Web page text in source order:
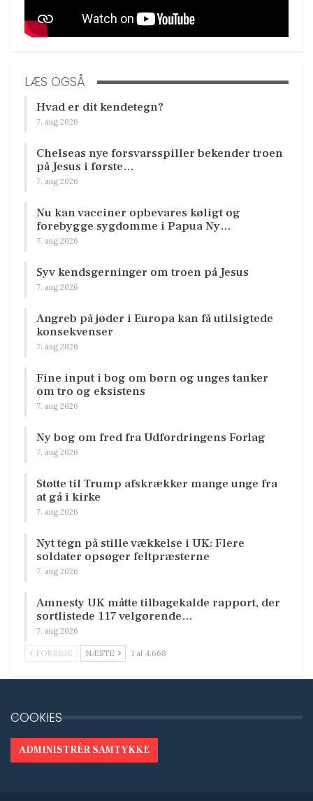
LÆS OGSÅ
Hvad er dit kendetegn?
7. aug 2026
Chelseas nye forsvarsspiller bekender troen
på Jesus i første…
7. aug 2026
Nu kan vacciner opbevares køligt og
forebygge sygdomme i Papua Ny…
7. aug 2026
Syv kendsgerninger om troen på Jesus
7. aug 2026
Angreb på jøder i Europa kan få utilsigtede
konsekvenser
7. aug 2026
Fine input i bog om børn og unges tanker
om tro og eksistens
7. aug 2026
Ny bog om fred fra Udfordringens Forlag
7. aug 2026
Støtte til Trump afskrækker mange unge fra
at gå i kirke
7. aug 2026
Nyt tegn på stille vækkelse i UK: Flere
soldater opsøger feltpræsterne
7. aug 2026
Amnesty UK måtte tilbagekalde rapport, der
sortlistede 117 velgørende…
7. aug 2026
FORRIGE NÆSTE 1 af 4.668
COOKIES
ADMINISTRÉR SAMTYKKE